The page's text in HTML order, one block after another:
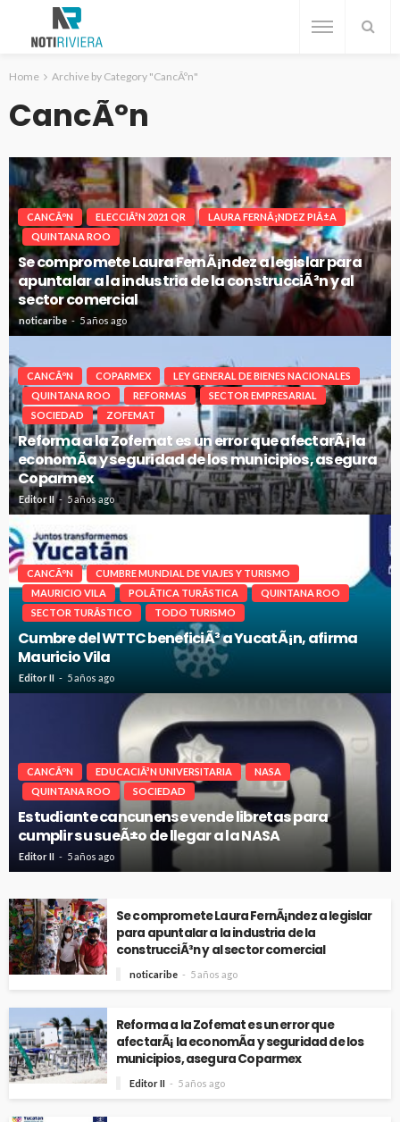
Home Archive by Category "CancÃºn"
CancÃºn
CANCÃºN ELECCIÃ³N 2021 QR
LAURA FERNÃ¡NDEZ PIÃ±A
QUINTANA ROO
Se compromete Laura FernÃ¡ndez a legislar para
apuntalar a la industria de la construcciÃ³n y al
sector comercial
noticaribe 5 años ago
CANCÃºN COPARMEX
LEY GENERAL DE BIENES NACIONALES
QUINTANA ROO
REFORMAS
SECTOR EMPRESARIAL
SOCIEDAD
ZOFEMAT
Reforma a la Zofemat es un error que afectarÃ¡ la
economÃ­a y seguridad de los municipios, asegura
Coparmex
Editor II 5 años ago
CANCÃºN
CUMBRE MUNDIAL DE VIAJES Y TURISMO
MAURICIO VILA
POLÃ­TICA TURÃ­STICA
QUINTANA ROO
SECTOR TURÃ­STICO
TODO TURISMO
Cumbre del WTTC beneficiÃ³ a YucatÃ¡n, afirma
Mauricio Vila
Editor II 5 años ago
CANCÃºN EDUCACIÃ³N UNIVERSITARIA
NASA
QUINTANA ROO
SOCIEDAD
Estudiante cancunense vende libretas para
cumplir su sueÃ±o de llegar a la NASA
Editor II 5 años ago
Se compromete Laura FernÃ¡ndez a legislar
para apuntalar a la industria de la
construcciÃ³n y al sector comercial
noticaribe 5 años ago
Reforma a la Zofemat es un error que
afectarÃ¡ la economÃ­a y seguridad de los
municipios, asegura Coparmex
Editor II 5 años ago